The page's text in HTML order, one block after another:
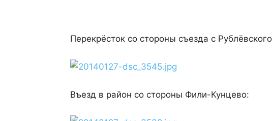
Перекрёсток со стороны съезда с
Въезд в район со стороны Фили-Кунцево: